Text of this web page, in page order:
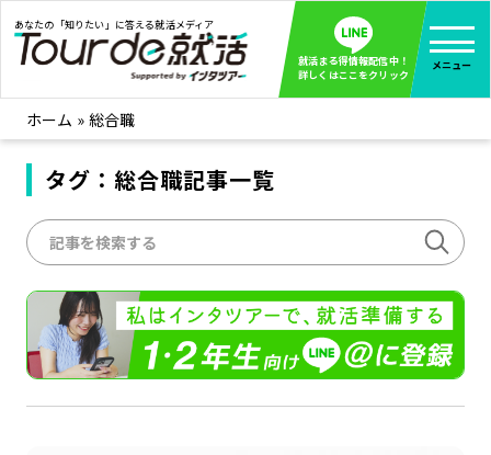
あなたの「知りたい」に答える就活メディア
就活まる得情報配信中！
詳しくはここをクリック
メニュー
就活ノウハウ 全て見る
企業まる見え！特捜部
みんなが知らない企業の裏側を徹底調査！
インタツアー活動レポ 全て見る
インタツアーを使ってどうだった？OBOG成功談
社会人インタビュー 全て見る
社会人になった今、就活を振り返ってみた
学生就活ブログ 全て見る
ホーム » 総合職
タグ：総合職記事一覧